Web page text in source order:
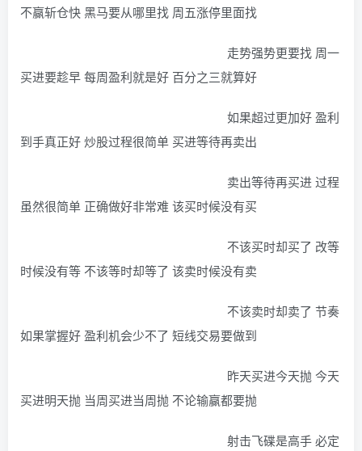
不赢斩仓快 黑马要从哪里找 周五涨停里面找
走势强势更要找 周一
买进要趁早 每周盈利就是好 百分之三就算好
如果超过更加好 盈利
到手真正好 炒股过程很简单 买进等待再卖出
卖出等待再买进 过程
虽然很简单 正确做好非常难 该买时候没有买
不该买时却买了 改等
时候没有等 不该等时却等了 该卖时候没有卖
不该卖时却卖了 节奏
如果掌握好 盈利机会少不了 短线交易要做到
昨天买进今天抛 今天
买进明天抛 当周买进当周抛 不论输赢都要抛
射击飞碟是高手 必定